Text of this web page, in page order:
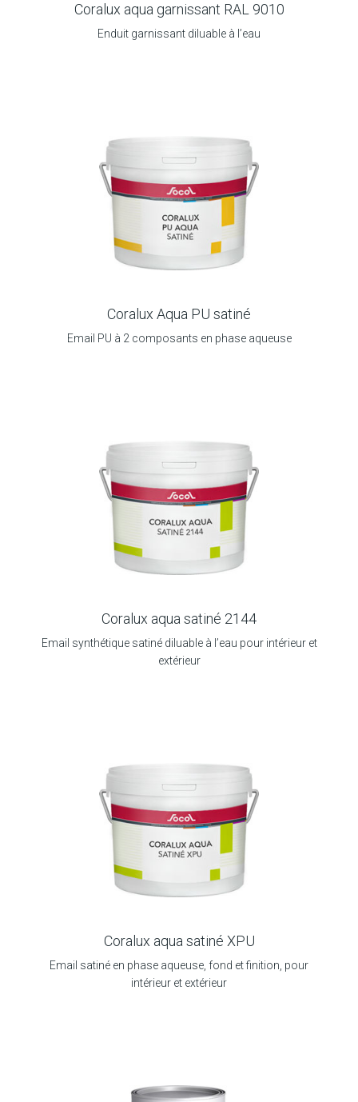
Coralux aqua garnissant RAL 9010
Enduit garnissant diluable à l’eau
Coralux Aqua PU satiné
Email PU à 2 composants en phase aqueuse
Coralux aqua satiné 2144
Email synthétique satiné diluable à l’eau pour intérieur et
extérieur
Coralux aqua satiné XPU
Email satiné en phase aqueuse, fond et finition, pour
intérieur et extérieur